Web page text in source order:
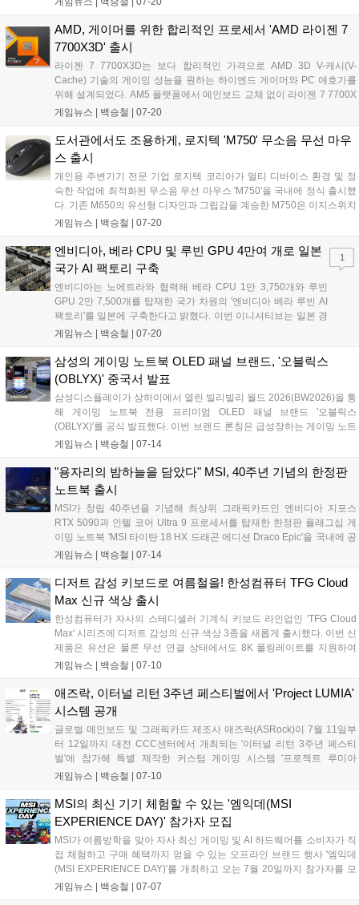
용 CD 플레이어 'DM15 R2R'도 괜찮아 보인다....
AMD, 게이머를 위한 합리적인 프로세서 'AMD 라이젠 7
7700X3D' 출시
라이젠 7 7700X3D는 보다 합리적인 가격으로 AMD 3D V-캐시(V-
Cache) 기술의 게이밍 성능을 원하는 하이엔드 게이머와 PC 애호가를
위해 설계되었다. AM5 플랫폼에서 메인보드 교체 없이 라이젠 7 7700X
대비 향상된 게이밍 성능을 제공한다. Zen4 공정 기술이 적용된 라이젠
TDP 120W, 총 캐시 104MB 등이다. 지원 칩셋의 메인보드는 A620,
X670E, X670, B650E, B650, X870E, X870, B840, B850 등이다....
게임뉴스 | 백승철 | 07-20
도서관에서도 조용하게, 로지텍 'M750' 무소음 무선 마우
스 출시
개인용 주변기기 전문 기업 로지텍 코리아가 멀티 디바이스 환경 및 정
숙한 작업에 최적화된 무소음 무선 마우스 'M750'을 국내에 정식 출시했
다. 기존 M650의 유선형 디자인과 그립감을 계승한 M750은 이지스위치
및 Logi Flow 기술을 탑재해 최대 3대의 기기를 유연하게 오가며 제어할
긴 배터리 수명을 지원하여 조용한 플레이 환경과 멀티태스킹 작업을 동
시에 요구하는 사용자들에게 쾌적한 사용 경험을 제공한다....
게임뉴스 | 백승철 | 07-20
엔비디아, 베라 CPU 및 루빈 GPU 4만여 개로 일본
국가 AI 팩토리 구축
엔비디아는 노에트라와 협력해 베라 CPU 1만 3,750개와 루빈
GPU 2만 7,500개를 탑재한 국가 차원의 '엔비디아 베라 루빈 AI
팩토리'를 일본에 구축한다고 밝혔다. 이번 이니셔티브는 일본 경
제산업성이 추진하는 프론티아 프로젝트에 핵심 컴퓨팅 인프라
원할 예정이다. 엔비디아 DSX 플랫폼과 스펙트럼-X 이더넷 네트
워킹을 기반으로 구축되는 해당 AI 데이터센터는 총 140메가와트
규모로 운영된다....
게임뉴스 | 백승철 | 07-20
1
삼성의 게이밍 노트북 OLED 패널 브랜드, '오블릭스
(OBLYX)' 중국서 발표
삼성디스플레이가 상하이에서 열린 빌리빌리 월드 2026(BW2026)을 통
해 게이밍 노트북 전용 프리미엄 OLED 패널 브랜드 '오블릭스
(OBLYX)'를 공식 발표했다. 이번 브랜드 론칭은 급성장하는 게이밍 노트
북 시장 내 지배력을 강화하기 위한 전략으로, 향후 주요 PC 제조사의 고
단순한 부품 공급을 넘어 엔비디아의 지싱크, 인텔 에보나 돌비 비전처
럼 소비자가 믿고 선택할 수 있는 독자적인 고품질 게이밍 디스플레이
인증 마크로 자리 잡는 것을 목표로 하고 있다....
게임뉴스 | 백승철 | 07-14
"용자리의 밤하늘을 담았다" MSI, 40주년 기념의 한정판
노트북 출시
MSI가 창립 40주년을 기념해 최상위 그래픽카드인 엔비디아 지포스
RTX 5090과 인텔 코어 Ultra 9 프로세서를 탑재한 한정판 플래그십 게
이밍 노트북 'MSI 타이탄 18 HX 드래곤 에디션 Draco Epic'을 국내에 공
식 출시했다. 이번 신제품은 북쪽 밤하늘의 용자리에서 영감을 얻은 독
의 플레이 환경을 원하는 게이머를 공략한다....
게임뉴스 | 백승철 | 07-14
디저트 감성 키보드로 여름철을! 한성컴퓨터 TFG Cloud
Max 신규 색상 출시
한성컴퓨터가 자사의 스테디셀러 기계식 키보드 라인업인 'TFG Cloud
Max' 시리즈에 디저트 감성의 신규 색상 3종을 새롭게 출시했다. 이번 신
제품은 유선은 물론 무선 연결 상태에서도 8K 폴링레이트를 지원하여
게이머에게 끊김 없는 초고속 반응 속도를 제공하는 것이 특징이다. 차
환경과 데스크테리어 요소를 동시에 충족한다....
게임뉴스 | 백승철 | 07-10
애즈락, 이터널 리턴 3주년 페스티벌에서 'Project LUMIA'
시스템 공개
글로벌 메인보드 및 그래픽카드 제조사 애즈락(ASRock)이 7월 11일부
터 12일까지 대전 CCC센터에서 개최되는 '이터널 리턴 3주년 페스티
벌'에 참가해 특별 제작한 커스텀 게이밍 시스템 '프로젝트 루미아
(Project LUMIA)'를 공개한다. 이번 행사에서 애즈락은 게임 내 인기 캐
전시하고, 국내 최초로 공개되는 'X870E 타이치 화이트(Taichi White)'를
비롯한 최신 하드웨어 라인업을 선보인다. 관람객 입장과 일부 프로그램
이 시작되는 7월 10일부터 애즈락 부스에서 다양한 현장 이벤트와 함께
고성능 게이밍 플랫폼의 실물을 직접 확인할 수 있다....
게임뉴스 | 백승철 | 07-10
MSI의 최신 기기 체험할 수 있는 '엠익데(MSI
EXPERIENCE DAY)' 참가자 모집
MSI가 여름방학을 맞아 자사 최신 게이밍 및 AI 하드웨어를 소비자가 직
접 체험하고 구매 혜택까지 얻을 수 있는 오프라인 브랜드 행사 '엠익데
(MSI EXPERIENCE DAY)'를 개최하고 오는 7월 20일까지 참가자를 모
집한다. 이번 행사는 7월 25일 서울 영등포구 MSI코리아 오피스에서 진
게임뉴스 | 백승철 | 07-07